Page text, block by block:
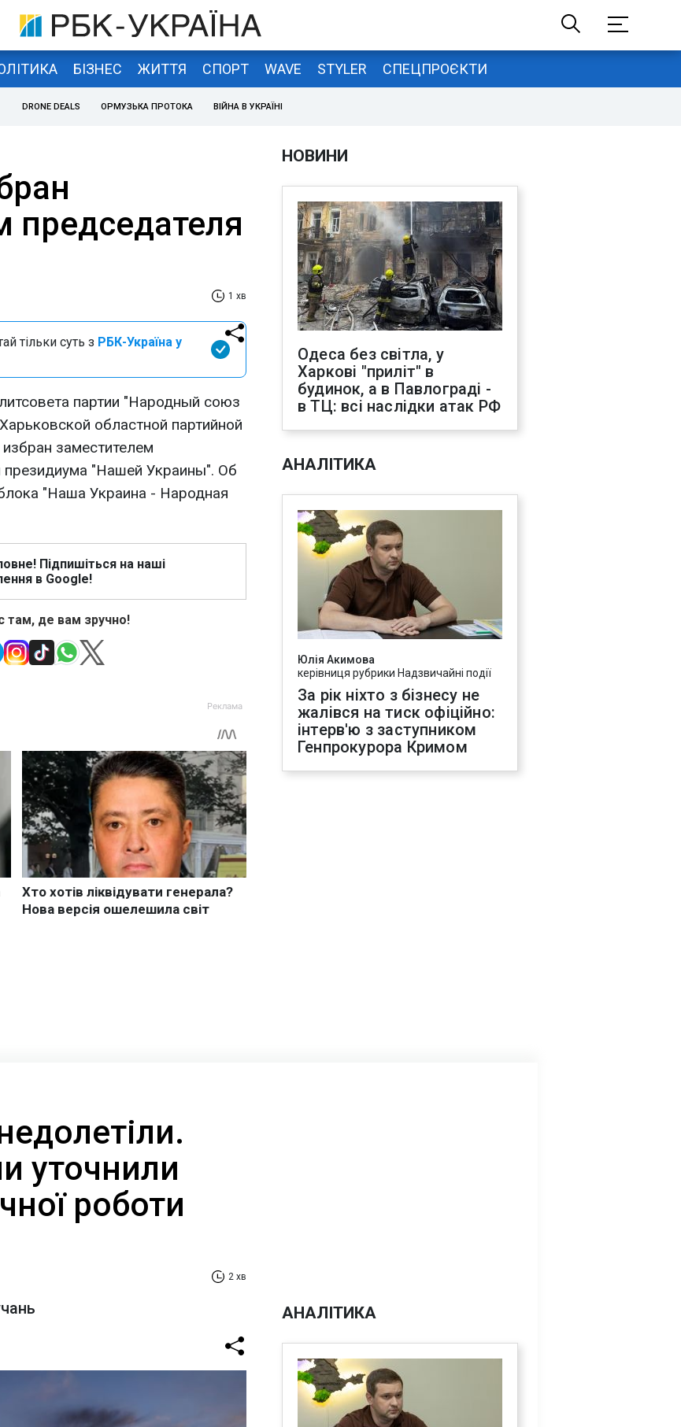
БІЗНЕС ЖИТТЯ СПОРТ WAVE STYLER СПЕЦПРОЄКТИ
DRONE DEALS ОРМУЗЬКА ПРОТОКА ВІЙНА В УКРАЇНІ
председателя
1 хв
тільки суть з РБК-Україна у
партии "Народный союз
областной партийной
заместителем
президиума "Нашей Украины". Об
"Наша Украина - Народная
Підпишіться на наші
в Google!
там, де вам зручно!
НОВИНИ
Одеса без світла, у
Харкові "приліт" в
будинок, а в Павлограді -
в ТЦ: всі наслідки атак РФ
АНАЛІТИКА
Юлія Акимова
керівниця рубрики Надзвичайні події
За рік ніхто з бізнесу не
жалівся на тиск офіційно:
інтерв'ю з заступником
Генпрокурора Кримом
уточнили
роботи
2 хв
АНАЛІТИКА